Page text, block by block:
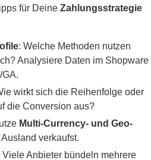
für Deine Zahlungsstrategie
: Welche Methoden nutzen
Analysiere Daten im Shopware
wirkt sich die Reihenfolge oder
die Conversion aus?
Multi-Currency- und Geo-
verkaufst.
Viele Anbieter bündeln mehrere